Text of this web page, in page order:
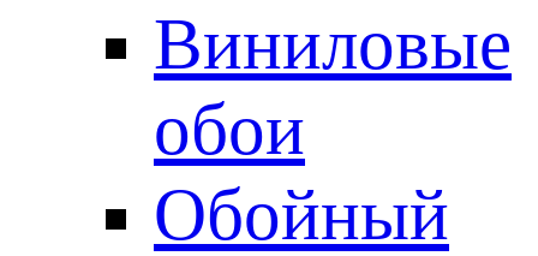
Виниловые
обои
Обойный